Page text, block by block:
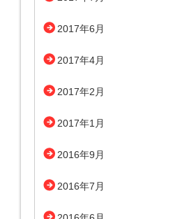
2017年6月
2017年4月
2017年2月
2017年1月
2016年9月
2016年7月